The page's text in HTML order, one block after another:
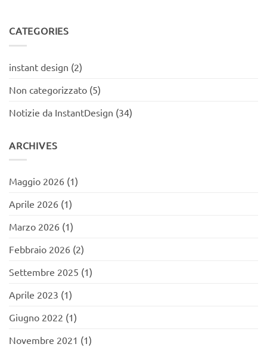
CATEGORIES
instant design (2)
Non categorizzato (5)
Notizie da InstantDesign (34)
ARCHIVES
Maggio 2026 (1)
Aprile 2026 (1)
Marzo 2026 (1)
Febbraio 2026 (2)
Settembre 2025 (1)
Aprile 2023 (1)
Giugno 2022 (1)
Novembre 2021 (1)